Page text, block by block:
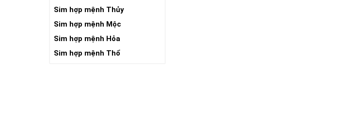
Sim hợp mệnh Thủy
Sim hợp mệnh Mộc
Sim hợp mệnh Hỏa
Sim hợp mệnh Thổ